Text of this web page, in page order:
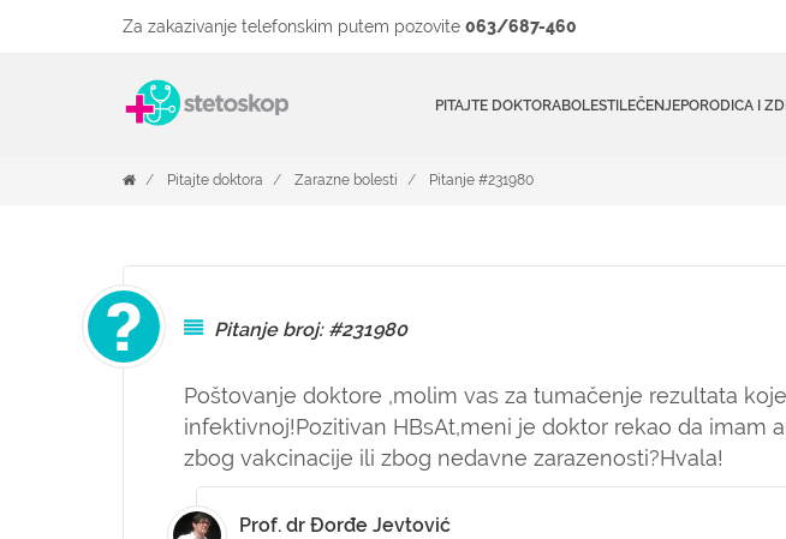
Za zakazivanje telefonskim putem pozovite 063/687-460
PITAJTE DOKTORABOLESTILEČENJEPORODICA I
Pitajte doktora Zarazne bolesti Pitanje #231980
Pitanje broj: #231980
Poštovanje doktore ,molim vas za tumačenje rezultata
infektivnoj!Pozitivan HBsAt,meni je doktor rekao da imam
zbog vakcinacije ili zbog nedavne zarazenosti?Hvala!
Prof. dr Đorđe Jevtović